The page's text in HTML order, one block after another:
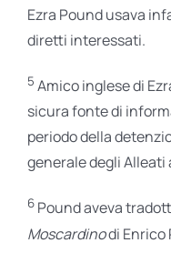
Ezra Pound usava
diretti interessati.
5 Amico inglese di
sicura fonte di
periodo della
generale degli Alleati
6 Pound aveva
Moscardinodi Enrico